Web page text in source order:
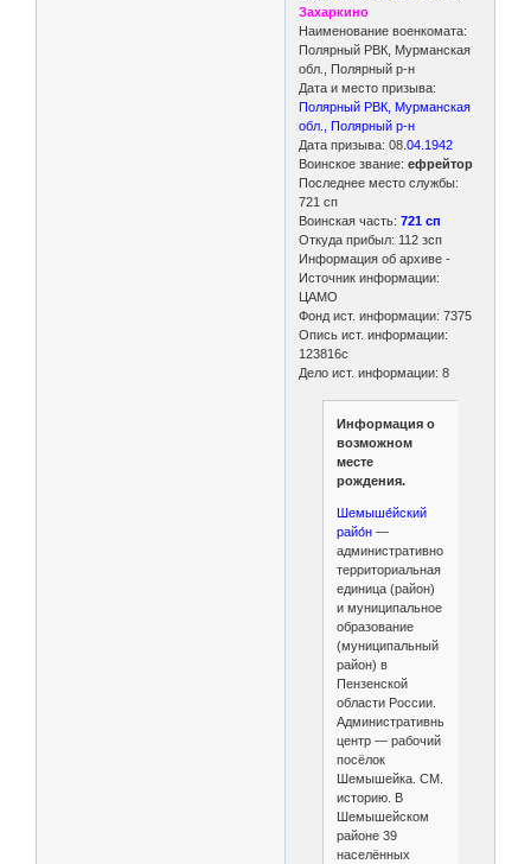
Захаркино
Наименование военкомата:
Полярный РВК, Мурманская
обл., Полярный р-н
Дата и место призыва:
Полярный РВК, Мурманская
обл., Полярный р-н
Дата призыва: 08.04.1942
Воинское звание:ефрейтор
Последнее место службы:
721 сп
Воинская часть: 721 сп
Откуда прибыл: 112 зсп
Информация об архиве -
Источник информации:
ЦАМО
Фонд ист. информации: 7375
Опись ист. информации:
123816с
Дело ист. информации: 8
Информация о
возможном
месте
рождения.
Шемыше́йский
райо́н—
административно-
территориальная
единица (район)
и муниципальное
образование
(муниципальный
район) в
Пензенской
области России.
Административный
центр — рабочий
посёлок
Шемышейка. СМ.
историю. В
Шемышейском
районе 39
населённых